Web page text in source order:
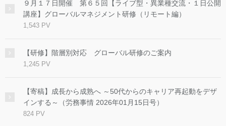
９月１７日開催 第６５回【ライブ型・異業種交流・１日公開
講座】グローバルマネジメント研修（リモート編）
1,543 PV
【研修】階層別対応 グローバル研修のご案内
1,245 PV
【寄稿】成長から成熟へ ～50代からのキャリア再起動をデザ
インする～（労務事情 2026年01月15日号）
824 PV